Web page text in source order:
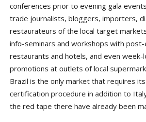
conferences prior to evening gala
trade journalists, bloggers, importers,
restaurateurs of the local target
info-seminars and workshops with
restaurants and hotels, and even week-
promotions at outlets of local
Brazil is the only market that requires
certification procedure in addition to
the red tape there have already been